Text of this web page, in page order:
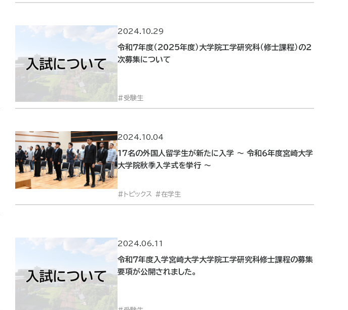
2024.10.29
令和７年度（2025年度）大学院工学研究科（修士課程）の２
次募集について
受験生
2024.10.04
17名の外国人留学生が新たに入学 ～ 令和６年度宮崎大学
大学院秋季入学式を挙行 ～
トピックス 在学生
2024.06.11
令和７年度入学宮崎大学大学院工学研究科修士課程の募集
要項が公開されました。